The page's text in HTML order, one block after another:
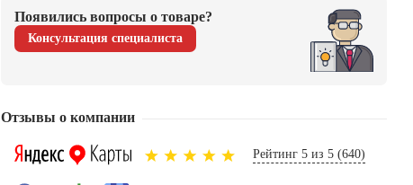
Появились вопросы о товаре?
Консультация специалиста
Отзывы о компании
Рейтинг 5 из 5 (640)